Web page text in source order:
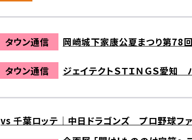
タウン通信 岡崎城下家康公夏まつり第78
タウン通信 ジェイテクトＳＴＩＮＧＳ愛知
vs 千葉ロッテ｜中日ドラゴンズ プロ野球ファ